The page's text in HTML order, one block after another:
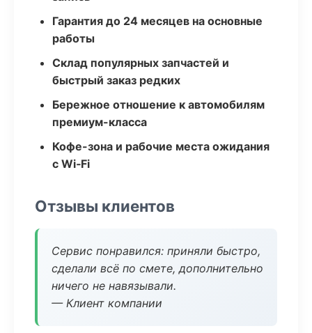
Гарантия до 24 месяцев на основные
работы
Склад популярных запчастей и
быстрый заказ редких
Бережное отношение к автомобилям
премиум-класса
Кофе-зона и рабочие места ожидания
с Wi‑Fi
Отзывы клиентов
Сервис понравился: приняли быстро,
сделали всё по смете, дополнительно
ничего не навязывали.
— Клиент компании